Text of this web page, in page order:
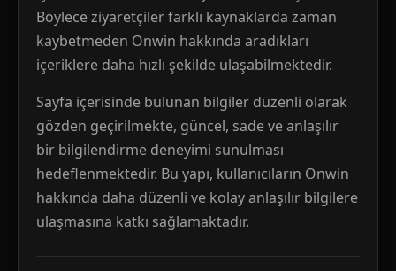
Böylece ziyaretçiler farklı kaynaklarda zaman
kaybetmeden Onwin hakkında aradıkları
içeriklere daha hızlı şekilde ulaşabilmektedir.
Sayfa içerisinde bulunan bilgiler düzenli olarak
gözden geçirilmekte, güncel, sade ve anlaşılır
bir bilgilendirme deneyimi sunulması
hedeflenmektedir. Bu yapı, kullanıcıların Onwin
hakkında daha düzenli ve kolay anlaşılır bilgilere
ulaşmasına katkı sağlamaktadır.